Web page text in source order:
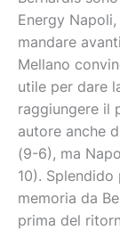
Energy
mandare
Mellano
utile per dare
raggiungere il
autore anche
(9-6), ma
10).
memoria da
prima del